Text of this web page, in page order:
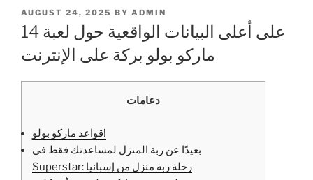
POSTED
ON
AUGUST 24, 2025 BY ADMIN
14 على أعلى البيانات الواقعية حول لعبة
ماركو بولو بركة على الإنترنت
دعامات
قواعد ماركو بولو!
بعيدًا عن ربة المنزل لمساعدتك فقط في
Superstar: رحلة ربة منزل من إسبانيا